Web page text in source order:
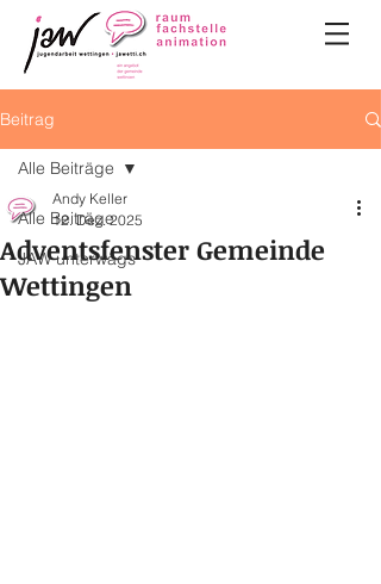
Beitrag
Alle Beiträge
JAW unterwägs
Alle Beiträge
Adventsfenster Gemeinde
Wettingen
Andy Keller
12. Dez. 2025